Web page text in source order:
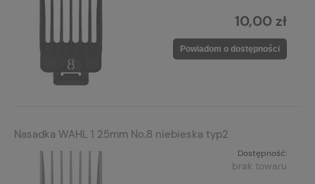
10,00 zł
Powiadom o dostępności
Nasadka WAHL 1 25mm No.8 niebieska typ2
Dostępność:
brak towaru